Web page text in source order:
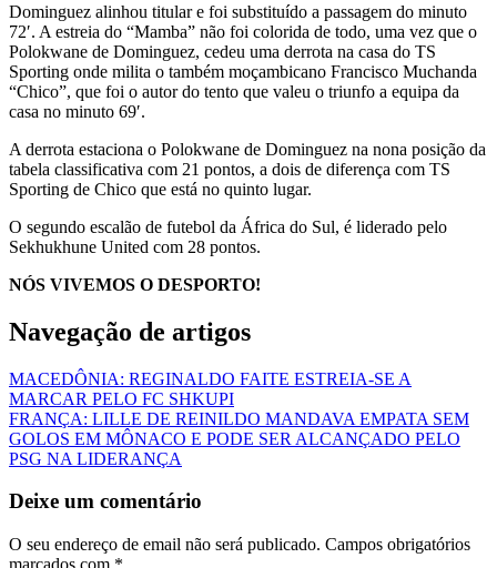
Dominguez alinhou titular e foi substituído a passagem do minuto
72′. A estreia do “Mamba” não foi colorida de todo, uma vez que o
Polokwane de Dominguez, cedeu uma derrota na casa do TS
Sporting onde milita o também moçambicano Francisco Muchanda
“Chico”, que foi o autor do tento que valeu o triunfo a equipa da
casa no minuto 69′.
A derrota estaciona o Polokwane de Dominguez na nona posição da
tabela classificativa com 21 pontos, a dois de diferença com TS
Sporting de Chico que está no quinto lugar.
O segundo escalão de futebol da África do Sul, é liderado pelo
Sekhukhune United com 28 pontos.
NÓS VIVEMOS O DESPORTO!
Navegação de artigos
MACEDÔNIA: REGINALDO FAITE ESTREIA-SE A
MARCAR PELO FC SHKUPI
FRANÇA: LILLE DE REINILDO MANDAVA EMPATA SEM
GOLOS EM MÔNACO E PODE SER ALCANÇADO PELO
PSG NA LIDERANÇA
Deixe um comentário
O seu endereço de email não será publicado. Campos obrigatórios